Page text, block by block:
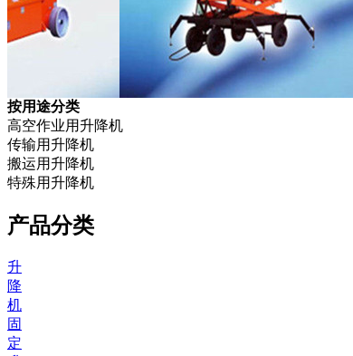
按用途分类
高空作业用升降机
传输用升降机
搬运用升降机
特殊用升降机
产品分类
升
降
机
固
定